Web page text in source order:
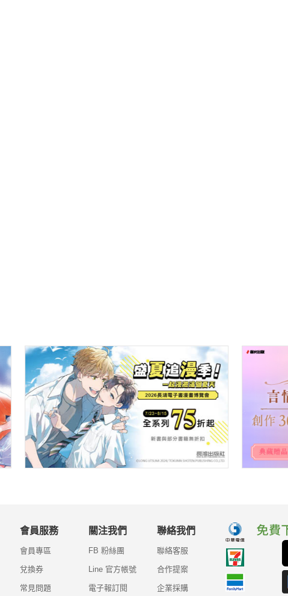
會員服務
會員專區
兌換券
常見問題
關注我們
FB 粉絲團
Line 官方帳號
電子報訂閱
聯絡我們
聯絡客服
合作提案
企業採購